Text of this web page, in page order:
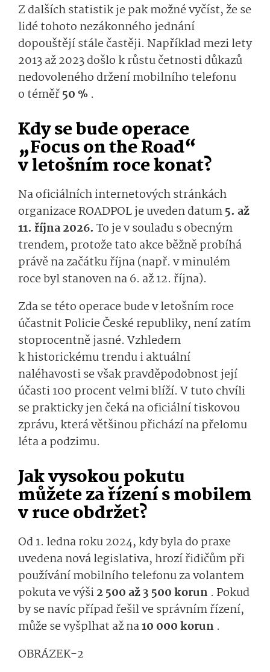
Z dalších statistik je pak možné vyčíst, že se
lidé tohoto nezákonného jednání
dopouštějí stále častěji. Například mezi lety
2013 až 2023 došlo k růstu četnosti důkazů
nedovoleného držení mobilního telefonu
o téměř50 % .
Kdy se bude operace
„Focus on the Road“
v letošním roce konat?
Na oficiálních internetových stránkách
organizace ROADPOL je uveden datum5. až
11. října 2026. To je v souladu s obecným
trendem, protože tato akce běžně probíhá
právě na začátku října (např. v minulém
roce byl stanoven na 6. až 12. října).
Zda se této operace bude v letošním roce
účastnit Policie České republiky, není zatím
stoprocentně jasné. Vzhledem
k historickému trendu i aktuální
naléhavosti se však pravděpodobnost její
účasti 100 procent velmi blíží. V tuto chvíli
se prakticky jen čeká na oficiální tiskovou
zprávu, která většinou přichází na přelomu
léta a podzimu.
Jak vysokou pokutu
můžete za řízení s mobilem
v ruce obdržet?
Od 1. ledna roku 2024, kdy byla do praxe
uvedena nová legislativa, hrozí řidičům při
používání mobilního telefonu za volantem
pokuta ve výši2 500 až 3 500 korun . Pokud
by se navíc případ řešil ve správním řízení,
může se vyšplhat až na10 000 korun .
OBRÁZEK-2